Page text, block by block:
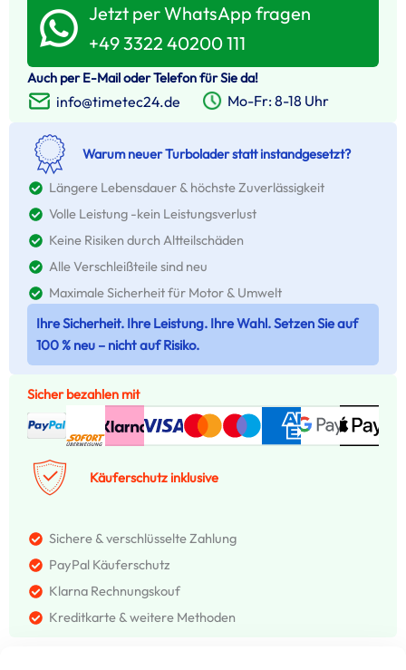
Jetzt per WhatsApp fragen
+49 3322 40200 111
Auch per E-Mail oder Telefon für Sie da!
info@timetec24.de Mo-Fr: 8-18 Uhr
Warum neuer Turbolader statt instandgesetzt?
Längere Lebensdauer & höchste Zuverlässigkeit
Volle Leistung -kein Leistungsverlust
Keine Risiken durch Altteilschäden
Alle Verschleißteile sind neu
Maximale Sicherheit für Motor & Umwelt
Ihre Sicherheit. Ihre Leistung. Ihre Wahl. Setzen Sie auf
100 % neu – nicht auf Risiko.
Sicher bezahlen mit
Käuferschutz inklusive
Sichere & verschlüsselte Zahlung
PayPal Käuferschutz
Klarna Rechnungskouf
Kreditkarte & weitere Methoden